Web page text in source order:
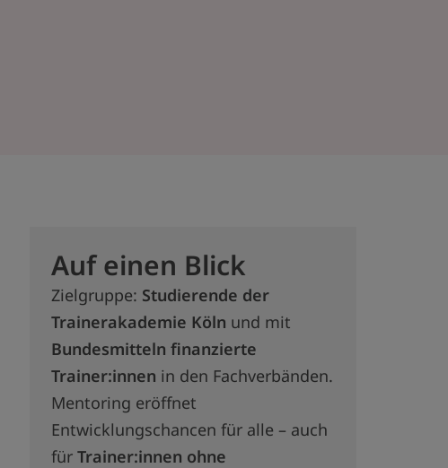
Auf einen Blick
Zielgruppe: Studierende der
Trainerakademie Köln und mit
Bundesmitteln finanzierte
Trainer:innen in den Fachverbänden.
Mentoring eröffnet
Entwicklungschancen für alle – auch
für Trainer:innen ohne